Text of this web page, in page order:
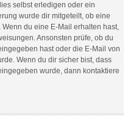
selbst erledigen oder ein
wurde dir mitgeteilt, ob eine
du eine E-Mail erhalten hast,
Ansonsten prüfe, ob du
hast oder die E-Mail von
Wenn du dir sicher bist, dass
wurde, dann kontaktiere